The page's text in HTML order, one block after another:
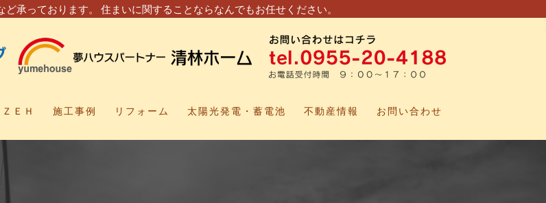
承っております。 住まいに関することならなんでもお任せください。
ＺＥＨ 施工事例 リフォーム 太陽光発電・蓄電池 不動産情報 お問い合わせ